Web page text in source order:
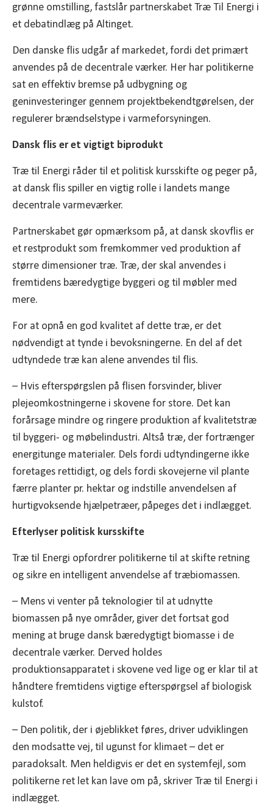
grønne omstilling, fastslår partnerskabet Træ Til Energi i
et debatindlæg på Altinget.
Den danske flis udgår af markedet, fordi det primært
anvendes på de decentrale værker. Her har politikerne
sat en effektiv bremse på udbygning og
geninvesteringer gennem projektbekendtgørelsen, der
regulerer brændselstype i varmeforsyningen.
Dansk flis er et vigtigt biprodukt
Træ til Energi råder til et politisk kursskifte og peger på,
at dansk flis spiller en vigtig rolle i landets mange
decentrale varmeværker.
Partnerskabet gør opmærksom på, at dansk skovflis er
et restprodukt som fremkommer ved produktion af
større dimensioner træ. Træ, der skal anvendes i
fremtidens bæredygtige byggeri og til møbler med
mere.
For at opnå en god kvalitet af dette træ, er det
nødvendigt at tynde i bevoksningerne. En del af det
udtyndede træ kan alene anvendes til flis.
– Hvis efterspørgslen på flisen forsvinder, bliver
plejeomkostningerne i skovene for store. Det kan
forårsage mindre og ringere produktion af kvalitetstræ
til byggeri- og møbelindustri. Altså træ, der fortrænger
energitunge materialer. Dels fordi udtyndingerne ikke
foretages rettidigt, og dels fordi skovejerne vil plante
færre planter pr. hektar og indstille anvendelsen af
hurtigvoksende hjælpetræer, påpeges det i indlægget.
Efterlyser politisk kursskifte
Træ til Energi opfordrer politikerne til at skifte retning
og sikre en intelligent anvendelse af træbiomassen.
– Mens vi venter på teknologier til at udnytte
biomassen på nye områder, giver det fortsat god
mening at bruge dansk bæredygtigt biomasse i de
decentrale værker. Derved holdes
produktionsapparatet i skovene ved lige og er klar til at
håndtere fremtidens vigtige efterspørgsel af biologisk
kulstof.
– Den politik, der i øjeblikket føres, driver udviklingen
den modsatte vej, til ugunst for klimaet – det er
paradoksalt. Men heldigvis er det en systemfejl, som
politikerne ret let kan lave om på, skriver Træ til Energi i
indlægget.